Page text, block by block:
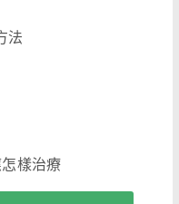
法
樣治療